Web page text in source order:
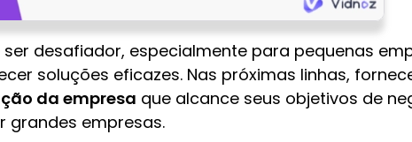
desafiador, especialmente para pequenas
soluções eficazes. Nas próximas linhas,
da empresa que alcance seus objetivos de
grandes empresas.